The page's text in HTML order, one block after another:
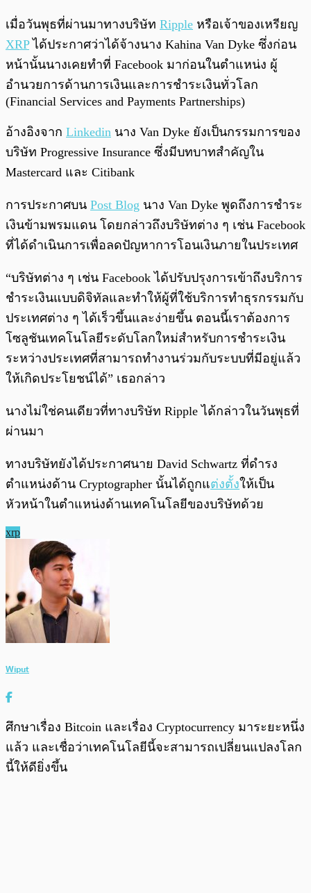
เมื่อวันพุธที่ผ่านมาทางบริษัท Ripple หรือเจ้าของเหรียญ
XRPได้ประกาศว่าได้จ้างนาง Kahina Van Dyke ซึ่งก่อน
หน้านั้นนางเคยทำที่ Facebook มาก่อนในตำแหน่ง ผู้
อำนวยการด้านการเงินและการชำระเงินทั่วโลก
(Financial Services and Payments Partnerships)
อ้างอิงจาก Linkedin นาง Van Dyke ยังเป็นกรรมการของ
บริษัท Progressive Insurance ซึ่งมีบทบาทสำคัญใน
Mastercard และ Citibank
การประกาศบน Post Blog นาง Van Dyke พูดถึงการชำระ
เงินข้ามพรมแดน โดยกล่าวถึงบริษัทต่าง ๆ เช่น Facebook
ที่ได้ดำเนินการเพื่อลดปัญหาการโอนเงินภายในประเทศ
“บริษัทต่าง ๆ เช่น Facebook ได้ปรับปรุงการเข้าถึงบริการ
ชำระเงินแบบดิจิทัลและทำให้ผู้ที่ใช้บริการทำธุรกรรมกับ
ประเทศต่าง ๆ ได้เร็วขึ้นและง่ายขึ้น ตอนนี้เราต้องการ
โซลูชันเทคโนโลยีระดับโลกใหม่สำหรับการชำระเงิน
ระหว่างประเทศที่สามารถทำงานร่วมกับระบบที่มีอยู่แล้ว
ให้เกิดประโยชน์ได้” เธอกล่าว
นางไม่ใช่คนเดียวที่ทางบริษัท Ripple ได้กล่าวในวันพุธที่
ผ่านมา
ทางบริษัทยังได้ประกาศนาย David Schwartz ที่ดำรง
ตำแหน่งด้าน Cryptographer นั้นได้ถูกแต่งตั้งให้เป็น
หัวหน้าในตำแหน่งด้านเทคโนโลยีของบริษัทด้วย
xrp
Wiput
ศึกษาเรื่อง Bitcoin และเรื่อง Cryptocurrency มาระยะหนึ่ง
แล้ว และเชื่อว่าเทคโนโลยีนี้จะสามารถเปลี่ยนแปลงโลก
นี้ให้ดียิ่งขึ้น